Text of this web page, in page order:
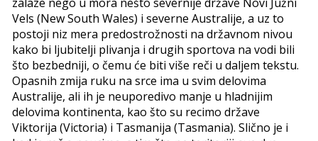
zalaze nego u mora nešto severnije države Novi Južni
Vels (New South Wales) i severne Australije, a uz to
postoji niz mera predostrožnosti na državnom nivou
kako bi ljubitelji plivanja i drugih sportova na vodi bili
što bezbedniji, o čemu će biti više reči u daljem tekstu.
Opasnih zmija ruku na srce ima u svim delovima
Australije, ali ih je neuporedivo manje u hladnijim
delovima kontinenta, kao što su recimo države
Viktorija (Victoria) i Tasmanija (Tasmania). Slično je i